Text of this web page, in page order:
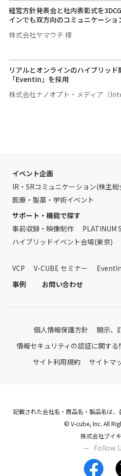
経営方針発表会と社内表彰式を
インでも双方向のコミュニケーショ
株式会社ヤマウチ 様
リアルとオンラインのハイブリッ
「EventIn」を採用
株式会社ナノオプト・メディア（
イベント企画
IR・SRコミュニケーション(株主
医療・製薬・学術イベント
サポート・機能で探す
事前収録・映像制作
PLATINUM
ハイブリッドイベント会場(東京)
VCP V-CUBE セミナー EventIn
事例
お問い合わせ
個人情報保護方針
開示、
情報セキュリティの認証に関する
サイト利用規約
サイトマ
記載された会社名・商品名・製品名は、
© V-cube, Inc. All
株式会社ブイ
Follow